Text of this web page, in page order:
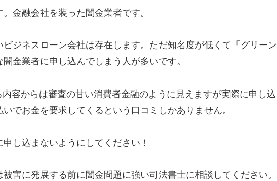
金融会社を装った闇金業者です。
ジネスローン会社は存在します。ただ知名度が低くて「グリーン
金業者に申し込んでしまう人が多いです。
容からは審査の甘い消費者金融のように見えますが実際に申し込
でお金を要求してくるという口コミしかありません。
し込まないようにしてください！
害に発展する前に闇金問題に強い司法書士に相談してください。